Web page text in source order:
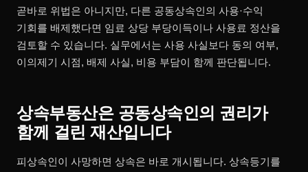
곧바로 위법은 아니지만, 다른 공동상속인의 사용·수익
기회를 배제했다면 임료 상당 부당이득이나 사용료 정산을
검토할 수 있습니다. 실무에서는 사용 사실보다 동의 여부,
이의제기 시점, 배제 사실, 비용 부담이 함께 판단됩니다.
상속부동산은 공동상속인의 권리가
함께 걸린 재산입니다
피상속인이 사망하면 상속은 바로 개시됩니다. 상속등기를